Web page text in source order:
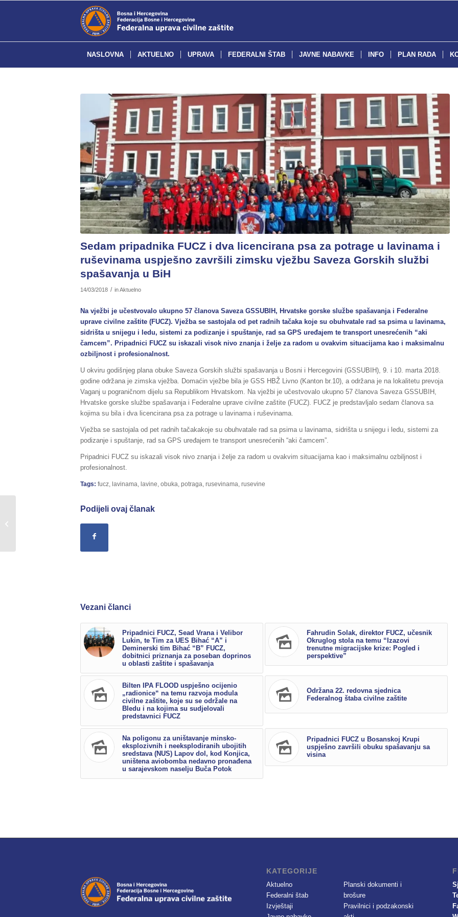
NASLOVNA AKTUELNO UPRAVA FEDERALNI ŠTAB JAVNE NABAVKE INFO PLAN RADA
Sedam pripadnika FUCZ i dva licencirana psa za potrage u lavinama i
ruševinama uspješno završili zimsku vježbu Saveza Gorskih službi
spašavanja u BiH
14/03/2018 / inAktuelno
Na vježbi je učestvovalo ukupno 57 članova Saveza GSSUBIH, Hrvatske gorske službe spašavanja i Federalne
uprave civilne zaštite (FUCZ). Vježba se sastojala od pet radnih tačaka koje su obuhvatale rad sa psima u lavinama,
sidrišta u snijegu i ledu, sistemi za podizanje i spuštanje, rad sa GPS uređajem te transport unesrećenih “aki
čamcem”. Pripadnici FUCZ su iskazali visok nivo znanja i želje za radom u ovakvim situacijama kao i maksimalnu
ozbiljnost i profesionalnost.
U okviru godišnjeg plana obuke Saveza Gorskih službi spašavanja u Bosni i Hercegovini (GSSUBIH), 9. i 10. marta 2018.
godine održana je zimska vježba. Domaćin vježbe bila je GSS HBŽ Livno (Kanton br.10), a održana je na lokalitetu prevoja
Vaganj u pograničnom dijelu sa Republikom Hrvatskom. Na vježbi je učestvovalo ukupno 57 članova Saveza GSSUBIH,
Hrvatske gorske službe spašavanja i Federalne uprave civilne zaštite (FUCZ). FUCZ je predstavljalo sedam članova sa
kojima su bila i dva licencirana psa za potrage u lavinama i ruševinama.
Vježba se sastojala od pet radnih tačakakoje su obuhvatale rad sa psima u lavinama, sidrišta u snijegu i ledu, sistemi za
podizanje i spuštanje, rad sa GPS uređajem te transport unesrećenih “aki čamcem”.
Pripadnici FUCZ su iskazali visok nivo znanja i želje za radom u ovakvim situacijama kao i maksimalnu ozbiljnost i
profesionalnost.
Tags: fucz lavinama lavine obuka potraga rusevinama rusevine
Podijeli ovaj članak
Vezani članci
Pripadnici FUCZ, Sead Vrana i Velibor
Lukin, te Tim za UES Bihać “A” i
Deminerski tim Bihać “B” FUCZ,
dobitnici priznanja za poseban doprinos
u oblasti zaštite i spašavanja
Fahrudin Solak, direktor FUCZ, učesnik
Okruglog stola na temu “Izazovi
trenutne migracijske krize: Pogled i
perspektive”
Bilten IPA FLOOD uspješno ocijenio
„radionice“ na temu razvoja modula
civilne zaštite, koje su se održale na
Bledu i na kojima su sudjelovali
predstavnici FUCZ
Održana 22. redovna sjednica
Federalnog štaba civilne zaštite
Na poligonu za uništavanje minsko-
eksplozivnih i neeksplodiranih ubojitih
sredstava (NUS) Lapov dol, kod Konjica,
uništena aviobomba nedavno pronađena
u sarajevskom naselju Buča Potok
Pripadnici FUCZ u Bosanskoj Krupi
uspješno završili obuku spašavanju sa
visina
KATEGORIJE
Aktuelno
Federalni štab
Izvještaji
Planski dokumenti i
brošure
Pravilnici i podzakonski
Sažetak redovnog izvještaja o stanju
u Federaciji BiH, za dane